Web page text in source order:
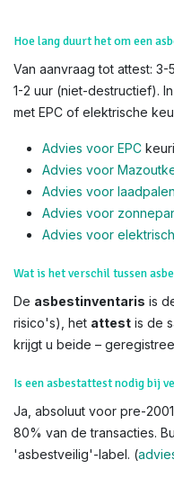
Hoe lang duurt het om een
Van aanvraag tot attest:
1-2 uur (niet-destructief).
met EPC of elektrische
Advies voor EPC
Advies voor
Advies voor laadpalen
Advies voor
Advies voor el
Wat is het verschil tussen
De asbestinventaris is
risico's), het attest is de
krijgt u beide –
Is een asbestattest nodig bij
Ja, absoluut voor pre-
80% van de transacties.
'asbestveilig'-label. (